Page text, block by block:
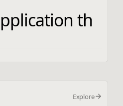
th
Explore